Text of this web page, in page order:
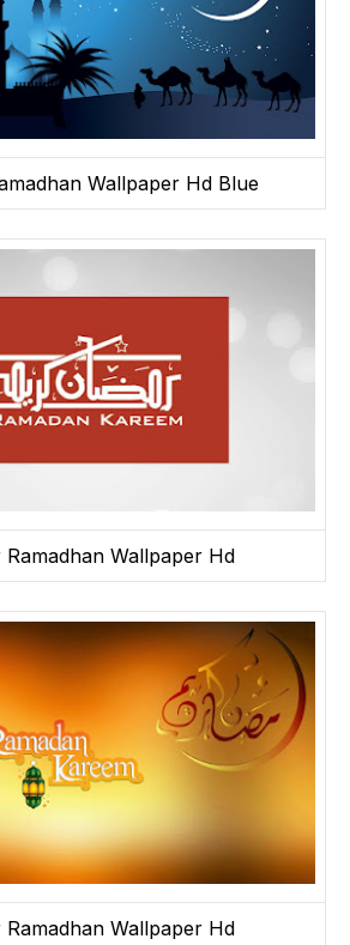
Wallpaper Hd Blue
Ramadhan Wallpaper Hd
Ramadhan Wallpaper Hd